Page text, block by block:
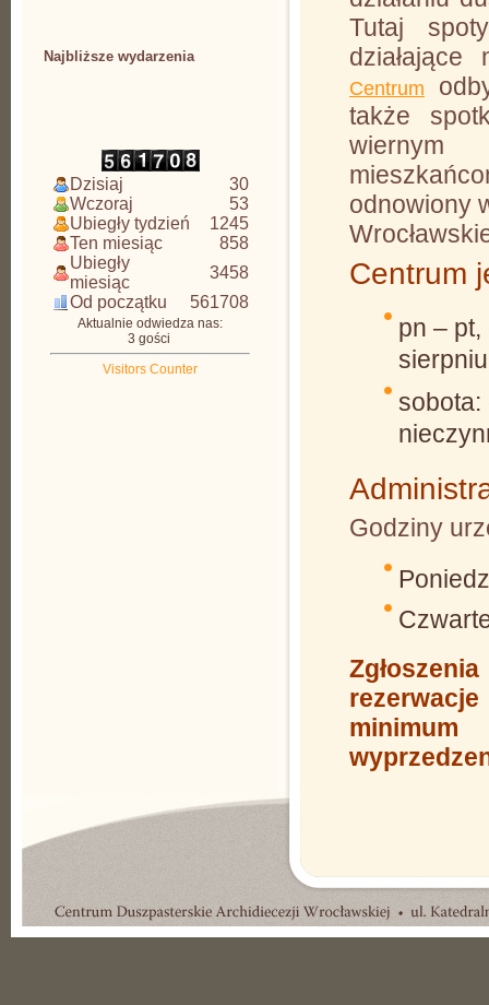
Najbliższe wydarzenia
Dzisiaj
30
Wczoraj
53
Ubiegły tydzień
1245
Ten miesiąc
858
Ubiegły
miesiąc
3458
Od początku
561708
Aktualnie odwiedza nas:
3 gości
Visitors Counter
Tutaj
Centrum
także
wiernym
odnowiony
Centrum
pn –
sobota:
Godziny